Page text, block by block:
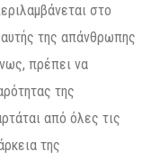
στο
της απάνθρωπης
πρέπει να
της
από όλες τις
της